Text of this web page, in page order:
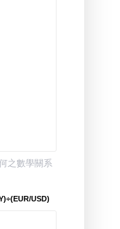
之數學關系
USD)